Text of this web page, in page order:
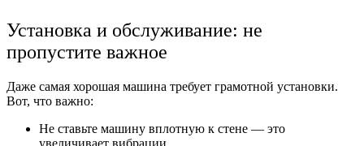
Установка и обслуживание: не
пропустите важное
Даже самая хорошая машина требует грамотной установки.
Вот, что важно:
Не ставьте машину вплотную к стене — это
увеличивает вибрации